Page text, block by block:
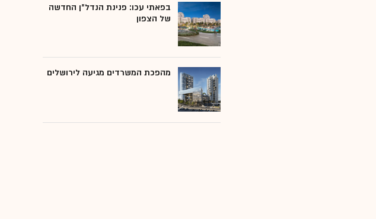
בפאתי עכו: פנינת הנדל"ן החדשה
של הצפון
מהפכת המשרדים מגיעה לירושלים